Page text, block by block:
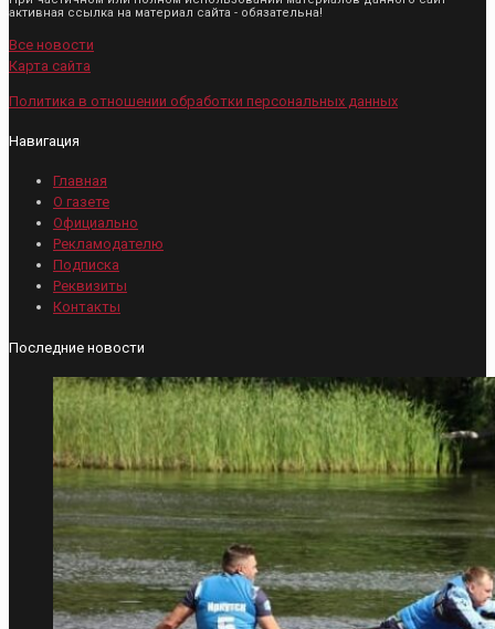
активная ссылка на материал сайта - обязательна!
Все новости
Карта сайта
Политика в отношении обработки персональных данных
Навигация
Главная
О газете
Официально
Рекламодателю
Подписка
Реквизиты
Контакты
Последние новости